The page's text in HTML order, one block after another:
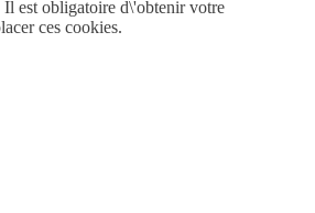
Il est obligatoire d\'obtenir votre
ces cookies.